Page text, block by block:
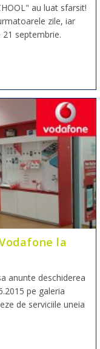
au luat sfarsit!
zile, iar
septembrie.
la
anunte deschiderea
pe galeria
de serviciile uneia